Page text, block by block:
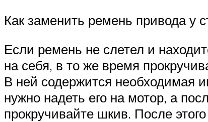
Как заменить ремень привода у
Если ремень не слетел и
на себя, в то же время
В ней содержится необходимая
нужно надеть его на мотор, а
прокручивайте шкив. После